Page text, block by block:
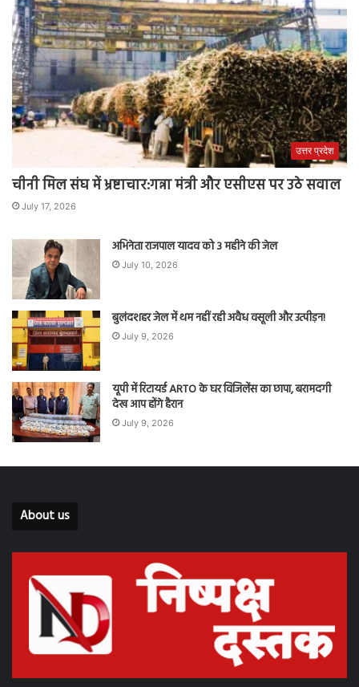
उत्तर प्रदेश
चीनी मिल संघ में भ्रष्टाचार:गन्ना मंत्री और एसीएस पर उठे सवाल
July 17, 2026
अभिनेता राजपाल यादव को 3 महीने की जेल
July 10, 2026
बुलंदशहर जेल में थम नहीं रही अवैध वसूली और उत्पीड़न!
July 9, 2026
यूपी में रिटायर्ड ARTO के घर विजिलेंस का छापा, बरामदगी
देख आप होंगे हैरान
July 9, 2026
About us